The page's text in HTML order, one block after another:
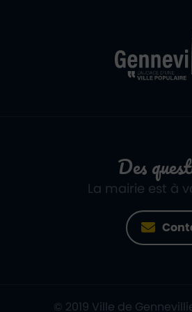
Des
La mairie est à
© 2019 Ville de